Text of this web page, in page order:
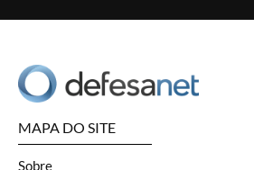
MAPA DO SITE
Sobre